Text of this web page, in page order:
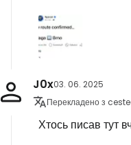
J0x03. 06. 2025
Перекладено з
Хтось писав тут